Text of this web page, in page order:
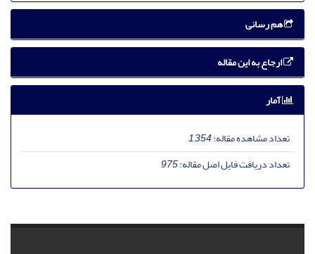
هم رسانی
ارجاع به این مقاله
آمار
تعداد مشاهده مقاله:1,354
تعداد دریافت فایل اصل مقاله:975